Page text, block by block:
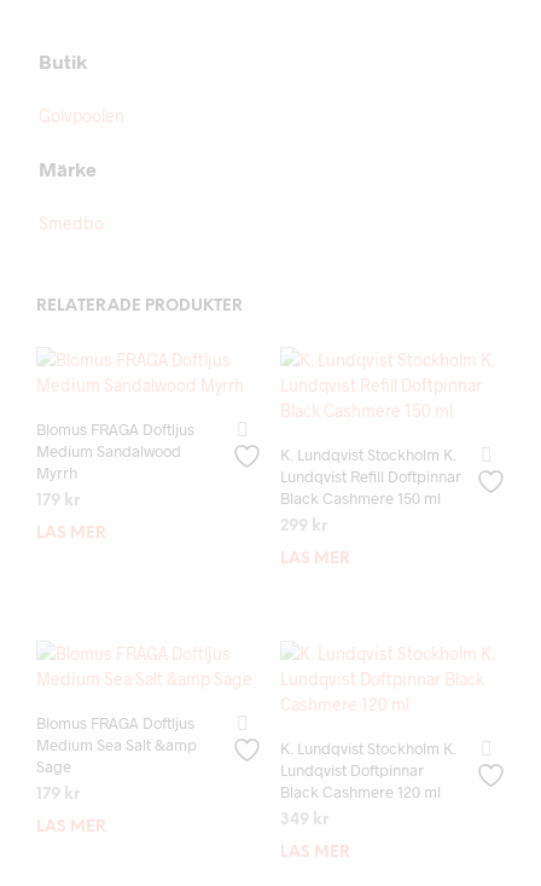
Butik
Golvpoolen
Märke
Smedbo
RELATERADE PRODUKTER
Blomus FRAGA Doftljus
Medium Sandalwood
Myrrh
179 kr
LÄS MER
K. Lundqvist Stockholm K.
Lundqvist Refill Doftpinnar
Black Cashmere 150 ml
299 kr
LÄS MER
Blomus FRAGA Doftljus
Medium Sea Salt &amp
Sage
179 kr
LÄS MER
K. Lundqvist Stockholm K.
Lundqvist Doftpinnar
Black Cashmere 120 ml
349 kr
LÄS MER